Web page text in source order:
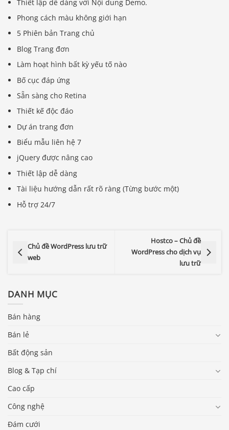
Thiết lập dễ dàng với Nội dung Demo.
Phong cách màu không giới hạn
5 Phiên bản Trang chủ
Blog Trang đơn
Làm hoạt hình bất kỳ yếu tố nào
Bố cục đáp ứng
Sẵn sàng cho Retina
Thiết kế độc đáo
Dự án trang đơn
Biểu mẫu liên hệ 7
jQuery được nâng cao
Thiết lập dễ dàng
Tài liệu hướng dẫn rất rõ ràng (Từng bước một)
Hỗ trợ 24/7
Chủ đề WordPress lưu trữ
web
Hostco – Chủ đề
WordPress cho dịch vụ
lưu trữ
DANH MỤC
Bán hàng
Bán lẻ
Bất động sản
Blog & Tạp chí
Cao cấp
Công nghệ
Đám cưới